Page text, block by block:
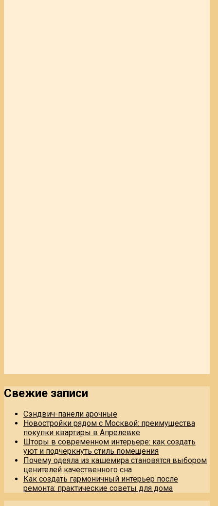
Свежие записи
Сэндвич-панели арочные
Новостройки рядом с Москвой: преимущества
покупки квартиры в Апрелевке
Шторы в современном интерьере: как создать
уют и подчеркнуть стиль помещения
Почему одеяла из кашемира становятся выбором
ценителей качественного сна
Как создать гармоничный интерьер после
ремонта: практические советы для дома